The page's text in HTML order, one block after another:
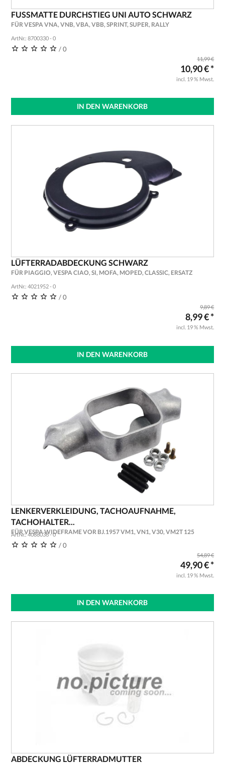
FUSSMATTE DURCHSTIEG UNI AUTO SCHWARZ
FÜR VESPA VNA, VNB, VBA, VBB, SPRINT, SUPER, RALLY
ArtNr.: 8700330 - 0
/ 0
11,99 €
10,90 € *
incl. 19 % Mwst.
IN DEN WARENKORB
LÜFTERRADABDECKUNG SCHWARZ
FÜR PIAGGIO, VESPA CIAO, SI, MOFA, MOPED, CLASSIC, ERSATZ
ArtNr.: 4021952 - 0
/ 0
9,89 €
8,99 € *
incl. 19 % Mwst.
IN DEN WARENKORB
LENKERVERKLEIDUNG, TACHOAUFNAHME,
TACHOHALTER...
FÜR VESPA WIDEFRAME VOR BJ.1957 VM1, VN1, V30, VM2T 125
ArtNr.: 4088036 - 0
/ 0
54,89 €
49,90 € *
incl. 19 % Mwst.
IN DEN WARENKORB
ABDECKUNG LÜFTERRADMUTTER